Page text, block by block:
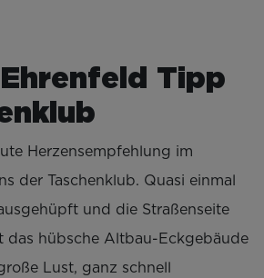
Tipp
Herzensempfehlung im
der Taschenklub. Quasi einmal
und die Straßenseite
das hübsche Altbau-Eckgebäude
Lust, ganz schnell